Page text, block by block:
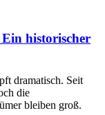
historischer
dramatisch. Seit
die
bleiben groß.